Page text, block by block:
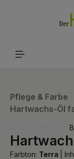
Pflege & Farbe
Hartwachs-Öl
Durchschnittliche
Farbton: Terra